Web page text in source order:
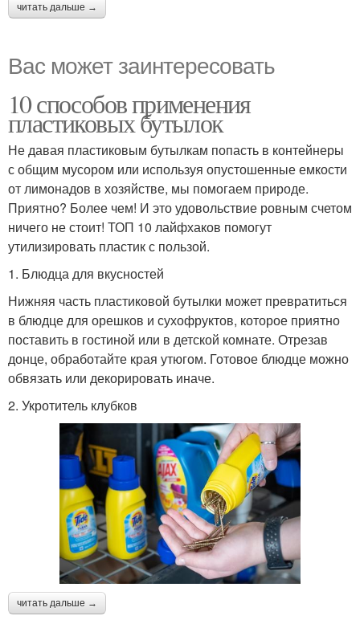
читать дальше →
Вас может заинтересовать
10 способов применения
пластиковых бутылок
Не давая пластиковым бутылкам попасть в контейнеры
с общим мусором или используя опустошенные емкости
от лимонадов в хозяйстве, мы помогаем природе.
Приятно? Более чем! И это удовольствие ровным счетом
ничего не стоит! ТОП 10 лайфхаков помогут
утилизировать пластик с пользой.
1. Блюдца для вкусностей
Нижняя часть пластиковой бутылки может превратиться
в блюдце для орешков и сухофруктов, которое приятно
поставить в гостиной или в детской комнате. Отрезав
донце, обработайте края утюгом. Готовое блюдце можно
обвязать или декорировать иначе.
2. Укротитель клубков
читать дальше →